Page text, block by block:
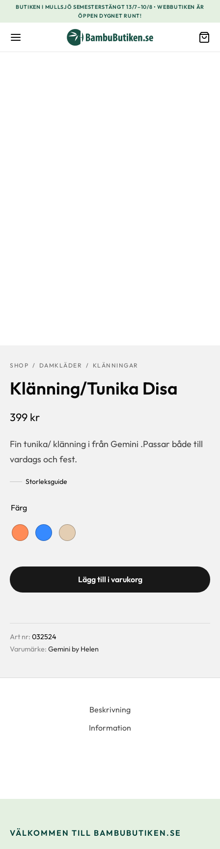
BUTIKEN I MULLSJÖ SEMESTERSTÄNGT 13/7–10/8 • WEBBUTIKEN ÄR
ÖPPEN DYGNET RUNT!
SHOP / DAMKLÄDER / KLÄNNINGAR
Klänning/Tunika Disa
399 kr
Fin tunika/ klänning i från Gemini .Passar både till
vardags och fest.
Storleksguide
Färg
Lägg till i varukorg
Art nr: 032524
Varumärke: Gemini by Helen
Beskrivning
Information
VÄLKOMMEN TILL BAMBUBUTIKEN.SE